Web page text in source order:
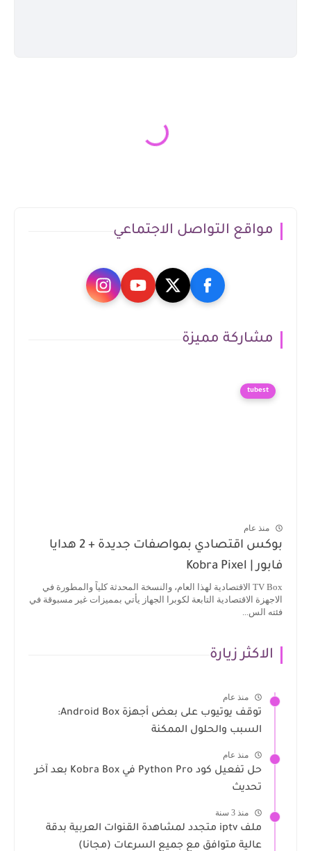
مواقع التواصل الاجتماعي
مشاركة مميزة
tubest
منذ عام
بوكس اقتصادي بمواصفات جديدة + 2 هدايا
فابور | Kobra Pixel
TV Box الاقتصادية لهذا العام، والنسخة المحدثة كلياً والمطورة في
الاجهزة الاقتصادية التابعة لكوبرا الجهاز يأتي بمميزات غير مسبوقة في
فئته الس...
الاكثر زيارة
منذ عام
توقف يوتيوب على بعض أجهزة Android Box:
السبب والحلول الممكنة
منذ عام
حل تفعيل كود Python Pro في Kobra Box بعد آخر
تحديث
منذ 3 سنة
ملف iptv متجدد لمشاهدة القنوات العربية بدقة
عالية متوافق مع جميع السرعات (مجانا)